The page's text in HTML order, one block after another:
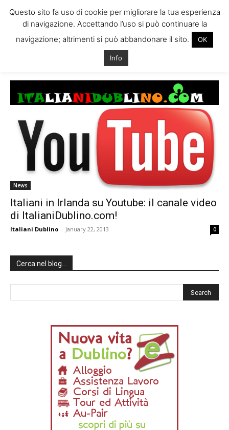
Tag: lavoro irlanda video
News
Italiani in Irlanda su Youtube: il canale video
di ItalianiDublino.com!
Italiani Dublino - January 22, 2013 0
Cerca nel blog…
Questo sito fa uso di cookie per migliorare la tua esperienza
di navigazione. Accettando l’uso si può continuare la
navigazione; altrimenti si può abbandonare il sito.
OK
Info